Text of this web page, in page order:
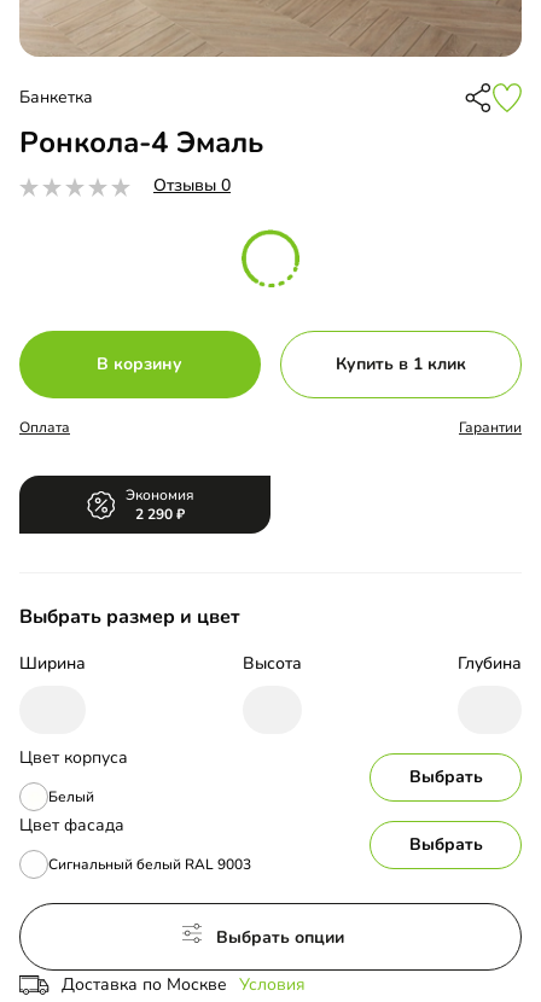
Банкетка
Ронкола-4 Эмаль
Отзывы 0
В корзину Купить в 1 клик
Оплата Гарантии
Экономия
2 290
Выбрать размер и цвет
Ширина Высота Глубина
Цвет корпуса
Белый
Выбрать
Цвет фасада
Сигнальный белый RAL 9003
Выбрать
Выбрать опции
Доставка по Москве Условия